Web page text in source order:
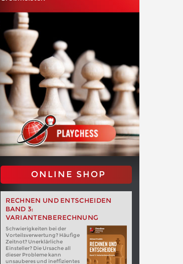
ONLINE SHOP
RECHNEN UND ENTSCHEIDEN
BAND 3:
VARIANTENBERECHNUNG
Schwierigkeiten bei der
Vorteilsverwertung? Häufige
Zeitnot? Unerklärliche
Einsteller? Die Ursache all
dieser Probleme kann
unsauberes und ineffizientes